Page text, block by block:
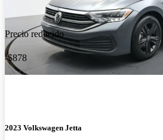
Precio reducido
-$878
2023 Volkswagen Jetta